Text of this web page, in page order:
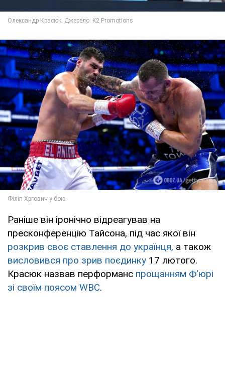
Раніше він іронічно відреагував на
пресконференцію Тайсона, під час якої він
розкрив своє ставлення до українця, а також
висловився про зрив поєдинку 17 лютого.
Красюк назвав перформанс прощанням Ф'юрі
зі своїм поясом WBC.